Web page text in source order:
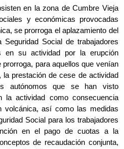
en la zona de Cumbre Vieja
y económicas provocadas
se prorroga el aplazamiento del
Social de trabajadores
en su actividad por la erupción
prorroga, para aquellos que venían
la prestación de cese de actividad
autónomos que se han visto
la actividad como consecuencia
volcánica, así como las medidas
Social para los trabajadores
en el pago de cuotas a la
de recaudación conjunta,